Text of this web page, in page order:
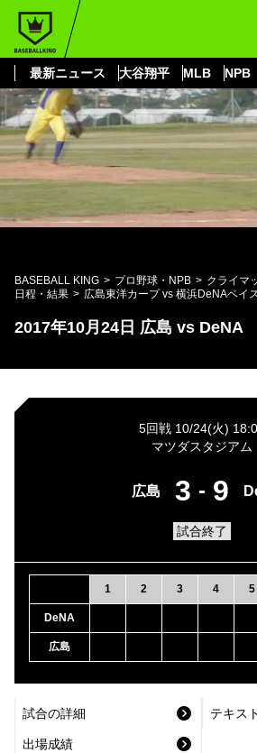
最新ニュース 大谷翔平 MLB NPB
BASEBALL KING プロ野球・NPB
クライマ
日程・結果
広島東洋カープ vs 横浜DeNAベイ
2017年10月24日 広島 vs DeNA
5回戦 10/24(火)
マツダスタジアム
広島 3 - 9
試合終了
1 2 3 4 5
DeNA
広島
試合の詳細 テキス
出場成績